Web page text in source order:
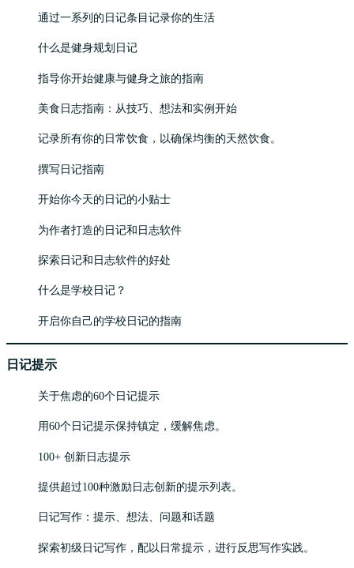
通过一系列的日记条目记录你的生活
什么是健身规划日记
指导你开始健康与健身之旅的指南
美食日志指南：从技巧、想法和实例开始
记录所有你的日常饮食，以确保均衡的天然饮食。
撰写日记指南
开始你今天的日记的小贴士
为作者打造的日记和日志软件
探索日记和日志软件的好处
什么是学校日记？
开启你自己的学校日记的指南
日记提示
关于焦虑的60个日记提示
用60个日记提示保持镇定，缓解焦虑。
100+ 创新日志提示
提供超过100种激励日志创新的提示列表。
日记写作：提示、想法、问题和话题
探索初级日记写作，配以日常提示，进行反思写作实践。